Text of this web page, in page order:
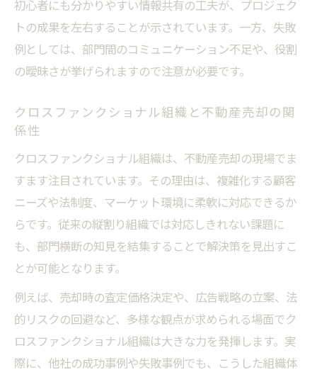
初心者にも分かりやすい情報共有の工夫が、プロジェク
トの成果を左右することが示されています。一方、失敗
例としては、部門間のコミュニケーション不足や、役割
の曖昧さが挙げられますので注意が必要です。
クロスファンクショナル組織と不動産売却の関
係性
クロスファンクショナル組織は、不動産売却の現場でま
すます注目されています。その理由は、複雑化する顧客
ニーズや法制度、マーケット環境に柔軟に対応できるか
らです。従来の縦割り組織では対応しきれない課題に
も、部門横断の知見を結集することで解決策を見出すこ
とが可能となります。
例えば、売却時の査定価格決定や、広告戦略の立案、法
的リスクの回避など、多様な観点が求められる場面でク
ロスファンクショナル組織は大きな力を発揮します。実
際に、他社の成功事例や失敗事例でも、こうした組織体